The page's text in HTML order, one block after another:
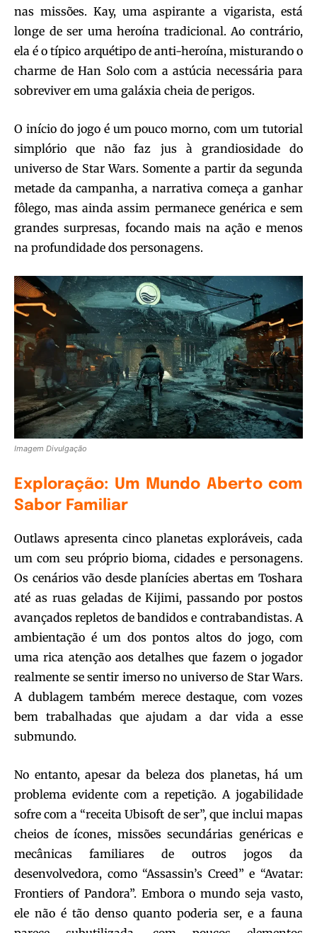
nas missões. Kay, uma aspirante a vigarista, está
longe de ser uma heroína tradicional. Ao contrário,
ela é o típico arquétipo de anti-heroína, misturando o
charme de Han Solo com a astúcia necessária para
sobreviver em uma galáxia cheia de perigos.
O início do jogo é um pouco morno, com um tutorial
simplório que não faz jus à grandiosidade do
universo de Star Wars. Somente a partir da segunda
metade da campanha, a narrativa começa a ganhar
fôlego, mas ainda assim permanece genérica e sem
grandes surpresas, focando mais na ação e menos
na profundidade dos personagens.
Imagem Divulgação
Exploração: Um Mundo Aberto com
Sabor Familiar
Outlaws apresenta cinco planetas exploráveis, cada
um com seu próprio bioma, cidades e personagens.
Os cenários vão desde planícies abertas em Toshara
até as ruas geladas de Kijimi, passando por postos
avançados repletos de bandidos e contrabandistas. A
ambientação é um dos pontos altos do jogo, com
uma rica atenção aos detalhes que fazem o jogador
realmente se sentir imerso no universo de Star Wars.
A dublagem também merece destaque, com vozes
bem trabalhadas que ajudam a dar vida a esse
submundo.
No entanto, apesar da beleza dos planetas, há um
problema evidente com a repetição. A jogabilidade
sofre com a “receita Ubisoft de ser”, que inclui mapas
cheios de ícones, missões secundárias genéricas e
mecânicas familiares de outros jogos da
desenvolvedora, como “Assassin’s Creed” e “Avatar:
Frontiers of Pandora”. Embora o mundo seja vasto,
ele não é tão denso quanto poderia ser, e a fauna